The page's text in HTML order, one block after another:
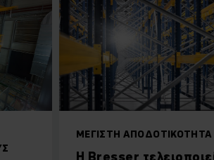
ΜΈΓΙΣΤΗ ΑΠΟΔΟΤΙΚΌΤΗΤΑ